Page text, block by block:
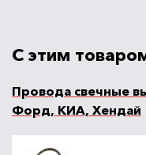
С этим
Провода свечные
Форд, КИА, Хендай